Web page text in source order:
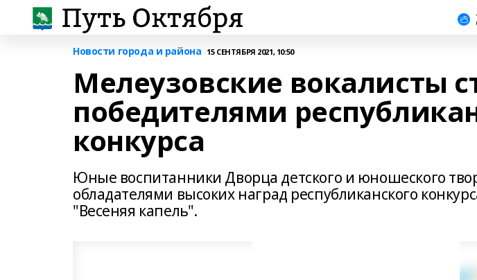
Новости города и района 15 СЕНТЯБРЯ 2021, 10:50
Мелеузовские вокалисты
победителями
конкурса
Юные воспитанники Дворца детского и юношеского
обладателями высоких наград республиканского
"Весеняя капель".